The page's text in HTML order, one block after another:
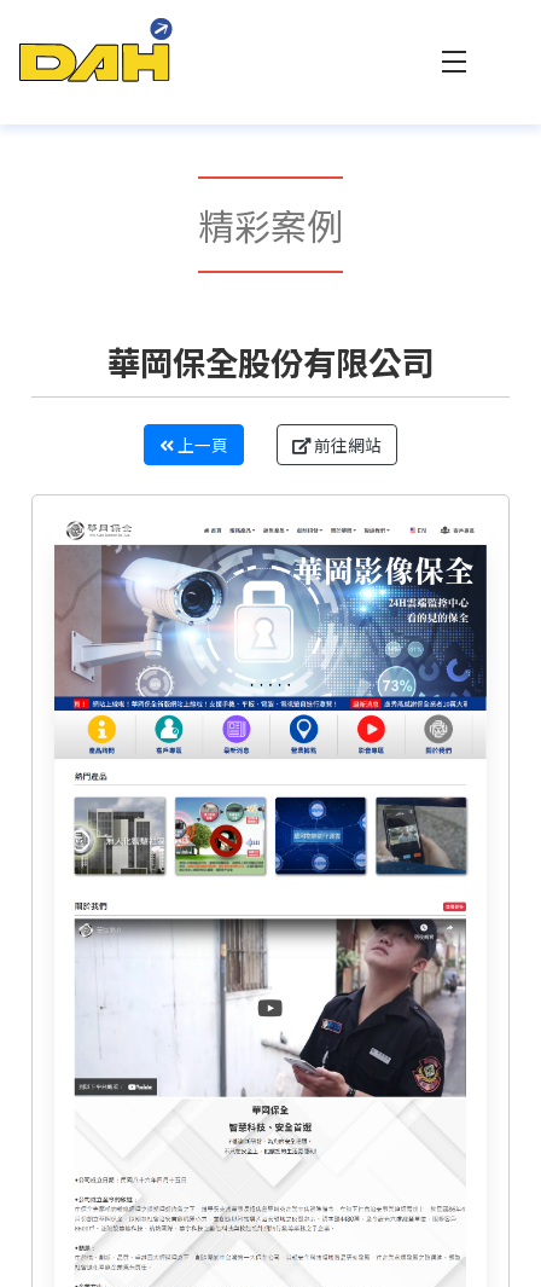
精彩案例
華岡保全股份有限公司
上一頁 前往網站